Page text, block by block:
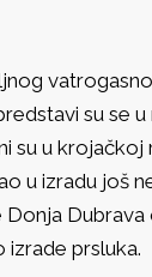
su se
su u
u izradu još
Donja
izrade prsluka.